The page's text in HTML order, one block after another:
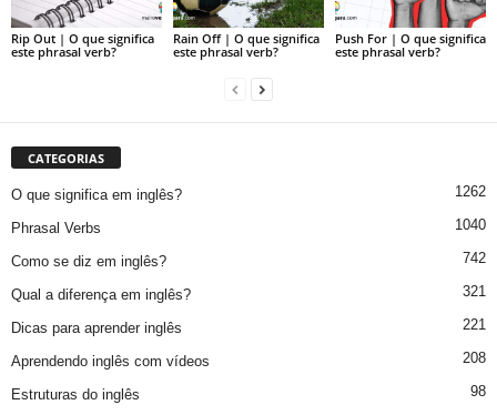
Rip Out | O que significa
este phrasal verb?
Rain Off | O que significa
este phrasal verb?
Push For | O que significa
este phrasal verb?
CATEGORIAS
O que significa em inglês? 1262
Phrasal Verbs 1040
Como se diz em inglês? 742
Qual a diferença em inglês? 321
Dicas para aprender inglês 221
Aprendendo inglês com vídeos 208
Estruturas do inglês 98